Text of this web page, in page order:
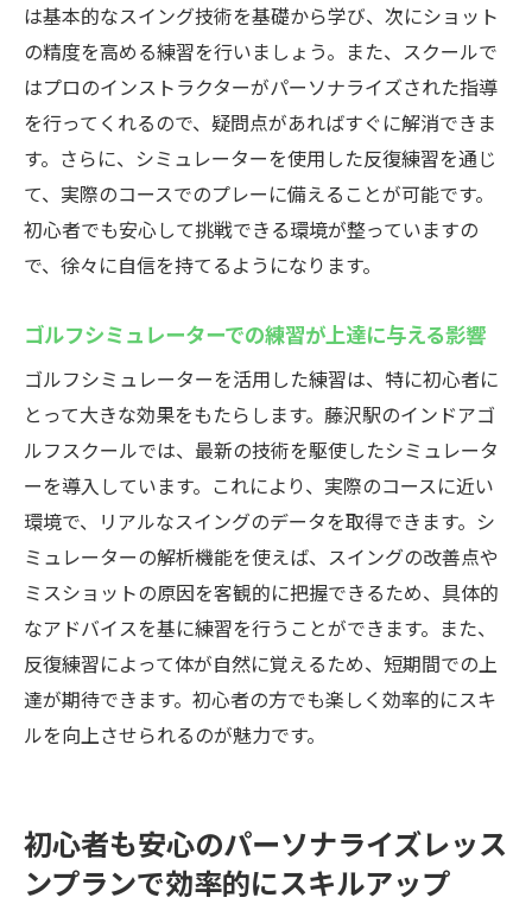
は基本的なスイング技術を基礎から学び、次にショット
の精度を高める練習を行いましょう。また、スクールで
はプロのインストラクターがパーソナライズされた指導
を行ってくれるので、疑問点があればすぐに解消できま
す。さらに、シミュレーターを使用した反復練習を通じ
て、実際のコースでのプレーに備えることが可能です。
初心者でも安心して挑戦できる環境が整っていますの
で、徐々に自信を持てるようになります。
ゴルフシミュレーターでの練習が上達に与える影響
ゴルフシミュレーターを活用した練習は、特に初心者に
とって大きな効果をもたらします。藤沢駅のインドアゴ
ルフスクールでは、最新の技術を駆使したシミュレータ
ーを導入しています。これにより、実際のコースに近い
環境で、リアルなスイングのデータを取得できます。シ
ミュレーターの解析機能を使えば、スイングの改善点や
ミスショットの原因を客観的に把握できるため、具体的
なアドバイスを基に練習を行うことができます。また、
反復練習によって体が自然に覚えるため、短期間での上
達が期待できます。初心者の方でも楽しく効率的にスキ
ルを向上させられるのが魅力です。
初心者も安心のパーソナライズレッス
ンプランで効率的にスキルアップ